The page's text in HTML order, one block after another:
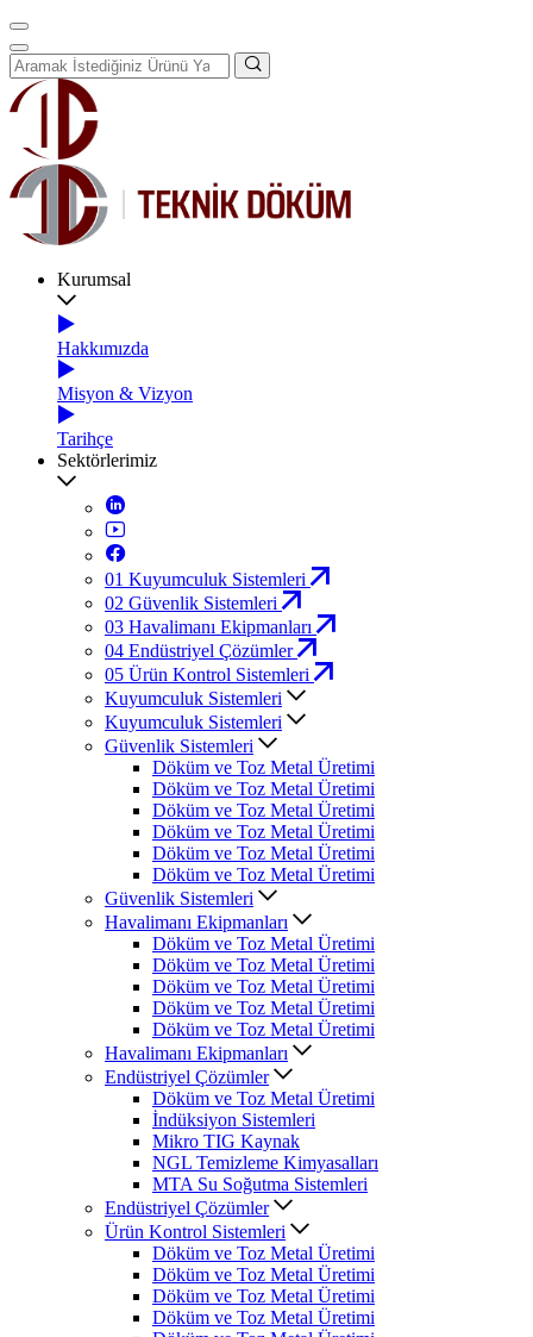
Kurumsal
Hakkımızda
Misyon & Vizyon
Tarihçe
Sektörlerimiz
01 Kuyumculuk Sistemleri
02 Güvenlik Sistemleri
03 Havalimanı Ekipmanları
04 Endüstriyel Çözümler
05 Ürün Kontrol Sistemleri
Kuyumculuk Sistemleri
Kuyumculuk Sistemleri
Güvenlik Sistemleri
Döküm ve Toz Metal Üretimi
Döküm ve Toz Metal Üretimi
Döküm ve Toz Metal Üretimi
Döküm ve Toz Metal Üretimi
Döküm ve Toz Metal Üretimi
Döküm ve Toz Metal Üretimi
Güvenlik Sistemleri
Havalimanı Ekipmanları
Döküm ve Toz Metal Üretimi
Döküm ve Toz Metal Üretimi
Döküm ve Toz Metal Üretimi
Döküm ve Toz Metal Üretimi
Döküm ve Toz Metal Üretimi
Havalimanı Ekipmanları
Endüstriyel Çözümler
Döküm ve Toz Metal Üretimi
İndüksiyon Sistemleri
Mikro TIG Kaynak
NGL Temizleme Kimyasalları
MTA Su Soğutma Sistemleri
Endüstriyel Çözümler
Ürün Kontrol Sistemleri
Döküm ve Toz Metal Üretimi
Döküm ve Toz Metal Üretimi
Döküm ve Toz Metal Üretimi
Döküm ve Toz Metal Üretimi